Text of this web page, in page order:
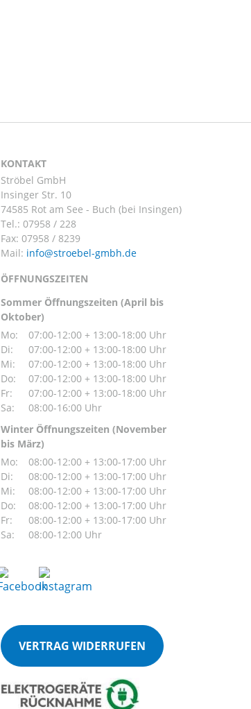
KONTAKT
Ströbel GmbH
Insinger Str. 10
74585 Rot am See - Buch (bei Insingen)
Tel.: 07958 / 228
Fax: 07958 / 8239
Mail:
ÖFFNUNGSZEITEN
Sommer Öffnungszeiten (April bis
Oktober)
Mo:
07:00-12:00 + 13:00-18:00 Uhr
Di:
07:00-12:00 + 13:00-18:00 Uhr
Mi:
07:00-12:00 + 13:00-18:00 Uhr
Do:
07:00-12:00 + 13:00-18:00 Uhr
Fr:
07:00-12:00 + 13:00-18:00 Uhr
Sa:
08:00-16:00 Uhr
Winter Öffnungszeiten (November
bis März)
Mo:
08:00-12:00 + 13:00-17:00 Uhr
Di:
08:00-12:00 + 13:00-17:00 Uhr
Mi:
08:00-12:00 + 13:00-17:00 Uhr
Do:
08:00-12:00 + 13:00-17:00 Uhr
Fr:
08:00-12:00 + 13:00-17:00 Uhr
Sa:
08:00-12:00 Uhr
VERTRAG WIDERRUFEN